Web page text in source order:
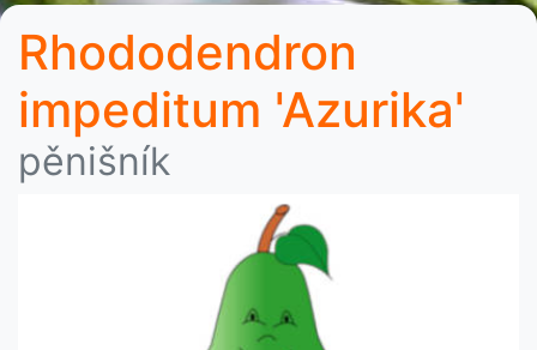
Rhododendron
impeditum 'Azurika'
pěnišník